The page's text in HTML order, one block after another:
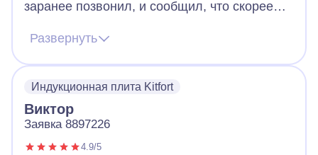
заранее позвонил, и сообщил, что скорее
починить и без замены. Цена на платы
начинается от 12к и выше. Мастер приехал,
все продиагностировал и смог починить без
Развернуть
Индукционная плита Kitfort
Виктор
Заявка 8897226
4.9/5